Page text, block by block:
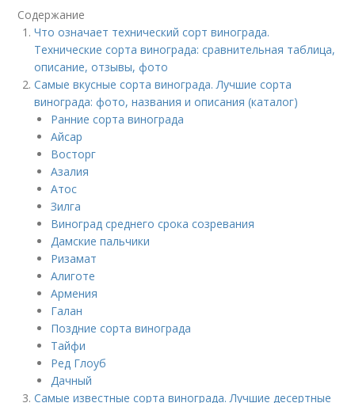
Содержание
Что означает технический сорт винограда.
Технические сорта винограда: сравнительная таблица,
описание, отзывы, фото
Самые вкусные сорта винограда. Лучшие сорта
винограда: фото, названия и описания (каталог)
Ранние сорта винограда
Айсар
Восторг
Азалия
Атос
Зилга
Виноград среднего срока созревания
Дамские пальчики
Ризамат
Алиготе
Армения
Галан
Поздние сорта винограда
Тайфи
Ред Глоуб
Дачный
Самые известные сорта винограда. Лучшие десертные